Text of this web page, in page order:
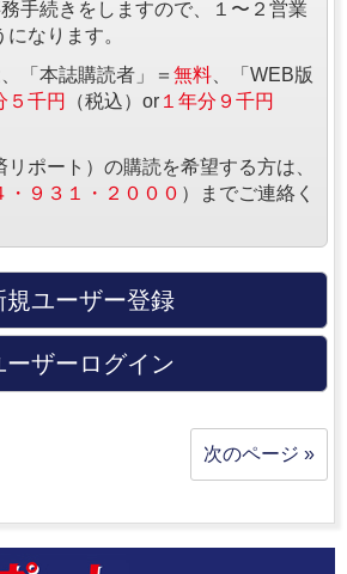
手続きをしますので、１〜２営業
なります。
「本誌購読者」＝ 無料 、「WEB版
５千円 （税込）or １年分９千円
ポート）の購読を希望する方は、
・９３１・２０００ ）までご連絡く
規ユーザー登録
ーザーログイン
次のページ »